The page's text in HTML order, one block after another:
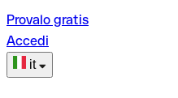
Provalo gratis
Accedi
it